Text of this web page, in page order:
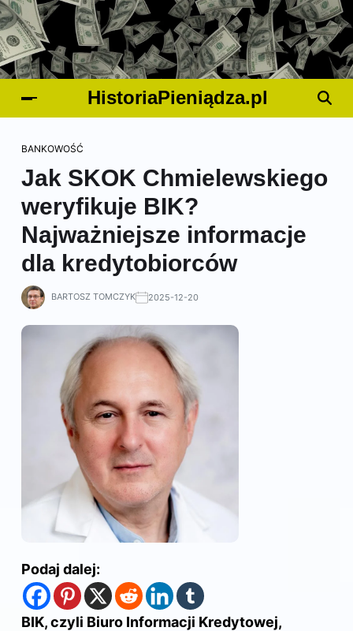
HistoriaPieniądza.pl
BANKOWOŚĆ
Jak SKOK Chmielewskiego
weryfikuje BIK?
Najważniejsze informacje
dla kredytobiorców
BARTOSZ TOMCZYK 2025-12-20
Podaj dalej:
BIK, czyli Biuro Informacji Kredytowej,